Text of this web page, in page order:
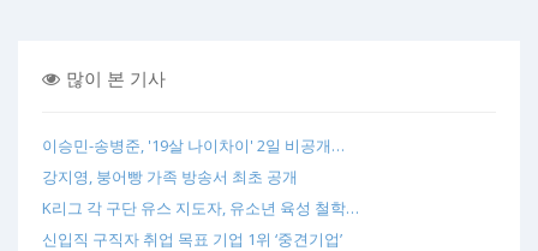
많이 본 기사
이승민-송병준, '19살 나이차이' 2일 비공개…
강지영, 붕어빵 가족 방송서 최초 공개
K리그 각 구단 유스 지도자, 유소년 육성 철학…
신입직 구직자 취업 목표 기업 1위 ‘중견기업’